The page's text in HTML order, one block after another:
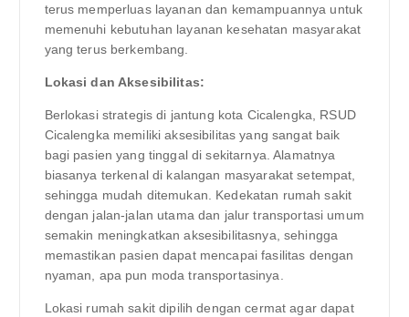
terus memperluas layanan dan kemampuannya untuk
memenuhi kebutuhan layanan kesehatan masyarakat
yang terus berkembang.
Lokasi dan Aksesibilitas:
Berlokasi strategis di jantung kota Cicalengka, RSUD
Cicalengka memiliki aksesibilitas yang sangat baik
bagi pasien yang tinggal di sekitarnya. Alamatnya
biasanya terkenal di kalangan masyarakat setempat,
sehingga mudah ditemukan. Kedekatan rumah sakit
dengan jalan-jalan utama dan jalur transportasi umum
semakin meningkatkan aksesibilitasnya, sehingga
memastikan pasien dapat mencapai fasilitas dengan
nyaman, apa pun moda transportasinya.
Lokasi rumah sakit dipilih dengan cermat agar dapat